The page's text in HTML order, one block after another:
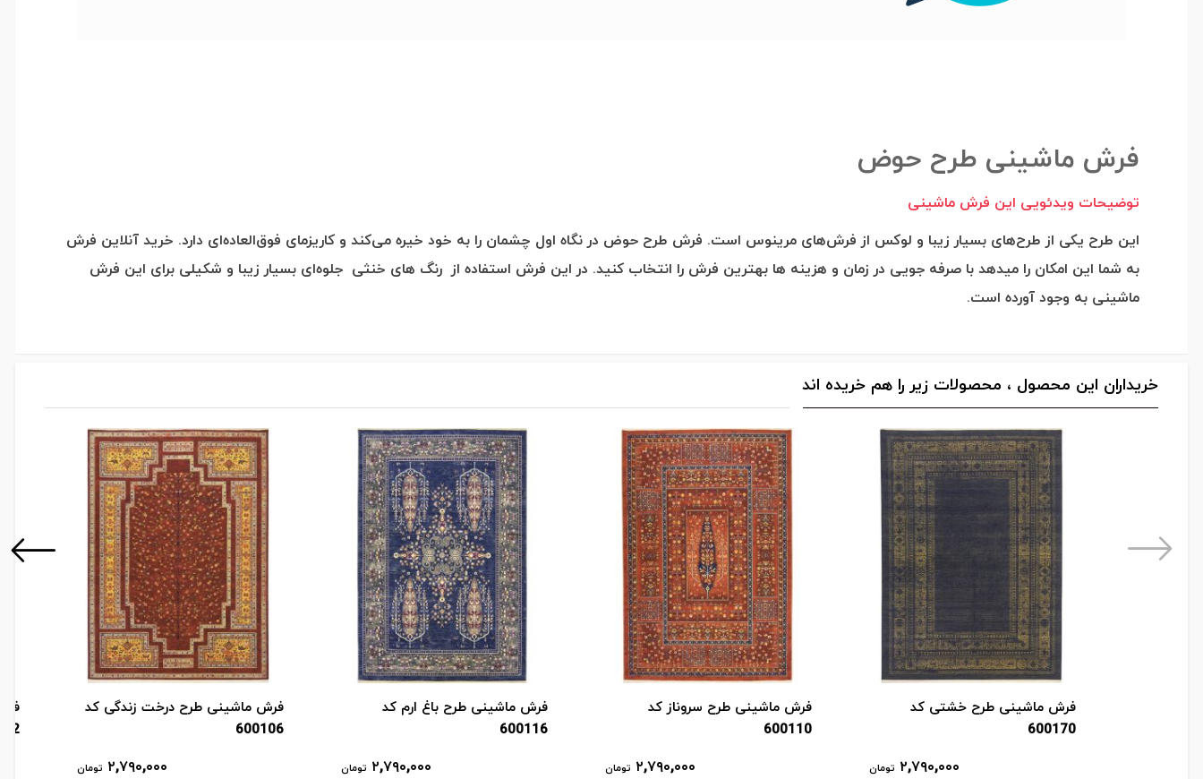
فرش ماشینی طرح حوض
توضیحات ویدئویی این فرش ماشینی
این طرح یکی از طرح‌های بسیار زیبا و لوکس از فرش‌های مرینوس است. فرش طرح حوض در نگاه اول چشمان را به خود خیره می‌کند و کاریزمای فوق‌العاده‌ای دارد. خرید آنلاین فرش
به شما این امکان را میدهد با صرفه جویی در زمان و هزینه ها بهترین فرش را انتخاب کنید. در این فرش استفاده از رنگ های خنثی جلوه‌ای بسیار زیبا و شکیلی برای این فرش
ماشینی به وجود آورده است.
خریداران این محصول ، محصولات زیر را هم خریده اند
فرش ماشینی طرح خشتی کد
600170
۲,۷۹۰,۰۰۰ تومان
فرش ماشینی طرح سروناز کد
600110
۲,۷۹۰,۰۰۰ تومان
فرش ماشینی طرح باغ ارم کد
600116
۲,۷۹۰,۰۰۰ تومان
فرش ماشینی طرح درخت زندگی کد
600106
۲,۷۹۰,۰۰۰ تومان